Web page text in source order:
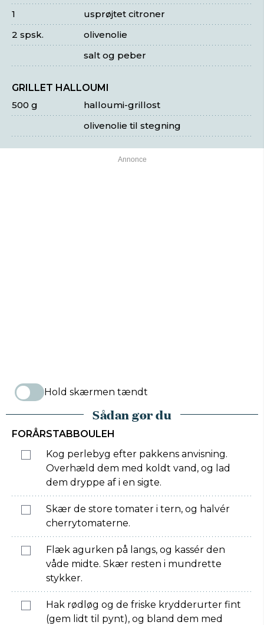
usprøjtet citroner
1
olivenolie
2 spsk.
salt og peber
GRILLET HALLOUMI
halloumi-grillost
500 g
olivenolie til stegning
Hold skærmen tændt
Sådan gør du
FORÅRSTABBOULEH
Kog perlebyg efter pakkens anvisning.
Overhæld dem med koldt vand, og lad
dem dryppe af i en sigte.
Skær de store tomater i tern, og halvér
cherrytomaterne.
Flæk agurken på langs, og kassér den
våde midte. Skær resten i mundrette
stykker.
Hak rødløg og de friske krydderurter fint
(gem lidt til pynt), og bland dem med